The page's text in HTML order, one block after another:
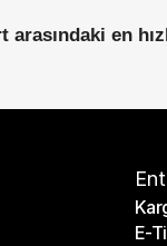
arasındaki en
E-